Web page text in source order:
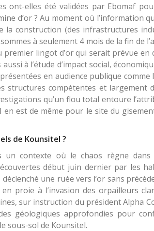
ont-elles été validées par Ebomaf
d’or ? Au moment où l’information
la construction (des infrastructures
à seulement 4 mois de la fin de
lingot d’or qui serait prévue en
à l’étude d’impact social,
en audience publique
structures compétentes et largement
qu’un flou total entoure
est de même pour le site du
de Kounsitel ?
un contexte où le chaos règne
début juin dernier par les
une ruée vers l’or sans
proie à l’invasion des orpailleurs
sur instruction du président Alpha
géologiques approfondies pour
sous-sol de Kounsitel.